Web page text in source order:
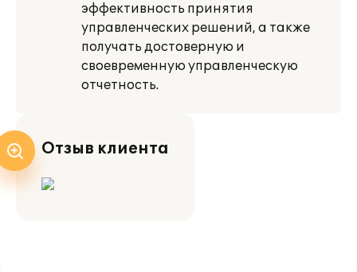
эффективность принятия
управленческих решений, а также
получать достоверную и
своевременную управленческую
отчетность.
Отзыв клиента